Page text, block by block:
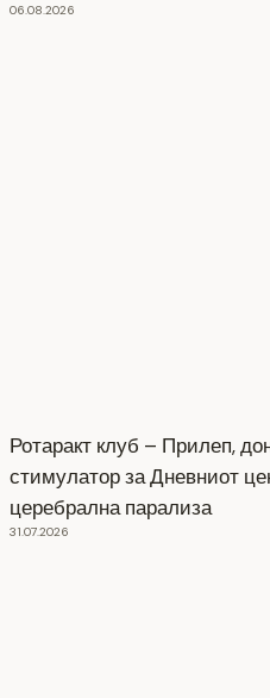
06.08.2026
Ротаракт клуб – Прилеп,
стимулатор за Дневниот
церебрална парализа
31.07.2026